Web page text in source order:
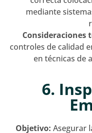
mediante
Consideraciones
controles de calidad
en técnicas de
6.
Objetivo: Asegurar